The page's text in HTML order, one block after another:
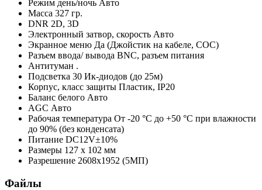
Режим день/ночь Авто
Масса 327 гр.
DNR 2D, 3D
Электронный затвор, скорость Авто
Экранное меню Да (Джойстик на кабеле, СОС)
Разъем ввода/ вывода BNC, разъем питания
Антитуман .
Подсветка 30 Ик-диодов (до 25м)
Корпус, класс защиты Пластик, IP20
Баланс белого Авто
AGC Авто
Рабочая температура От -20 °С до +50 °С при влажности
до 90% (без конденсата)
Питание DC12V±10%
Размеры 127 х 102 мм
Разрешение 2608x1952 (5МП)
Файлы